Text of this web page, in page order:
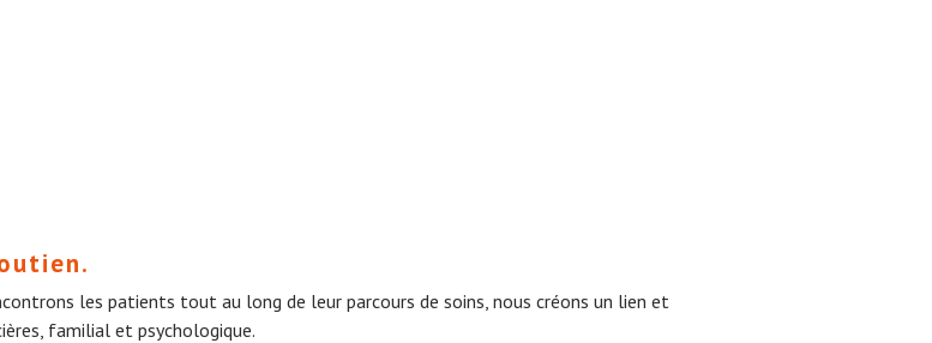
les patients tout au long de leur parcours de soins, nous créons un lien et
familial et psychologique.